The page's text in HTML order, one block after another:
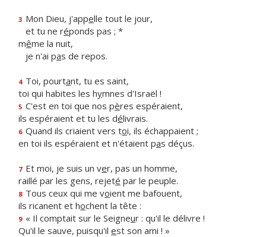
3 Mon Dieu, j'appelle tout le jour,
et tu ne réponds pas ; *
même la nuit,
je n'ai pas de repos.
4 Toi, pourtant, tu es saint,
toi qui habites les hymnes d'Israël !
5 C'est en toi que nos pères espéraient,
ils espéraient et tu les délivrais.
6 Quand ils criaient vers toi, ils échappaient ;
en toi ils espéraient et n'étaient pas déçus.
7 Et moi, je suis un ver, pas un homme,
raillé par les gens, rejeté par le peuple.
8 Tous ceux qui me voient me bafouent,
ils ricanent et hochent la tête :
9 « Il comptait sur le Seigneur : qu'il le délivre !
Qu'il le sauve, puisqu'il est son ami ! »